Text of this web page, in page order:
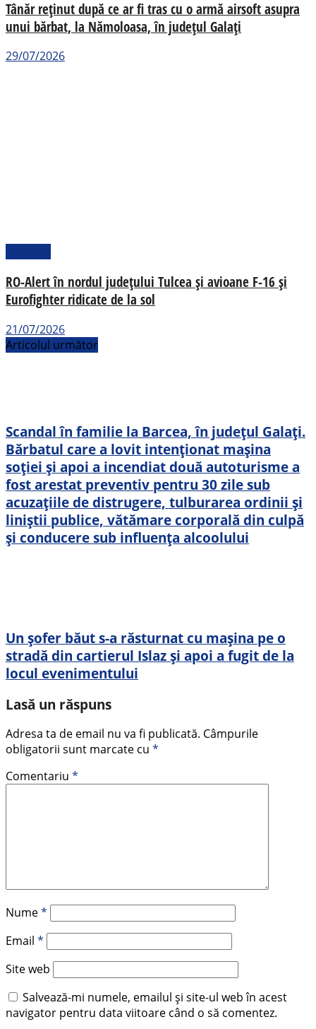
Tânăr reținut după ce ar fi tras cu o armă airsoft asupra
unui bărbat, la Nămoloasa, în județul Galați
29/07/2026
RO-Alert în nordul județului Tulcea și avioane F-16 și
Eurofighter ridicate de la sol
21/07/2026
Articolul următor
Scandal în familie la Barcea, în județul Galați.
Bărbatul care a lovit intenționat mașina
soției și apoi a incendiat două autoturisme a
fost arestat preventiv pentru 30 zile sub
acuzațiile de distrugere, tulburarea ordinii și
liniștii publice, vătămare corporală din culpă
și conducere sub influența alcoolului
Un șofer băut s-a răsturnat cu mașina pe o
stradă din cartierul Islaz și apoi a fugit de la
locul evenimentului
Lasă un răspuns
Adresa ta de email nu va fi publicată. Câmpurile
obligatorii sunt marcate cu *
Comentariu *
Nume*
Email *
Site web
Salvează-mi numele, emailul și site-ul web în acest
navigator pentru data viitoare când o să comentez.